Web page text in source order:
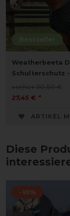
Bestseller
Weatherbeeta
Schulterschutz
vorher 30,50 €
27,45 € *
ARTIKEL
Diese
-10%